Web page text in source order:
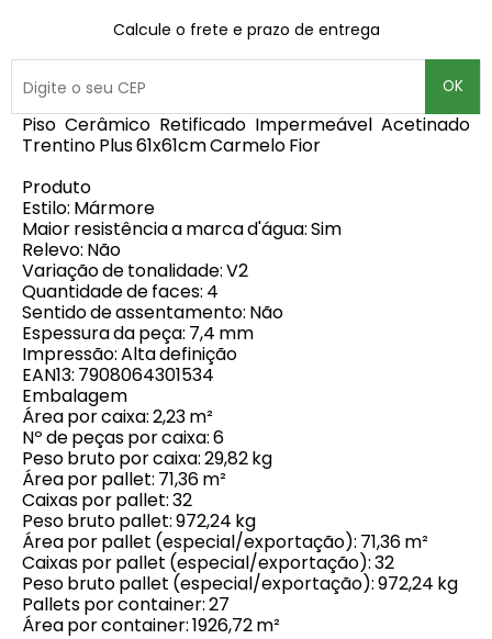
Calcule o frete e prazo de entrega
OK
Piso Cerâmico Retificado Impermeável Acetinado
Trentino Plus 61x61cm Carmelo Fior
Produto
Estilo: Mármore
Maior resistência a marca d'água: Sim
Relevo: Não
Variação de tonalidade: V2
Quantidade de faces: 4
Sentido de assentamento: Não
Espessura da peça: 7,4 mm
Impressão: Alta definição
EAN13: 7908064301534
Embalagem
Área por caixa: 2,23 m²
Nº de peças por caixa: 6
Peso bruto por caixa: 29,82 kg
Área por pallet: 71,36 m²
Caixas por pallet: 32
Peso bruto pallet: 972,24 kg
Área por pallet (especial/exportação): 71,36 m²
Caixas por pallet (especial/exportação): 32
Peso bruto pallet (especial/exportação): 972,24 kg
Pallets por container: 27
Área por container: 1926,72 m²